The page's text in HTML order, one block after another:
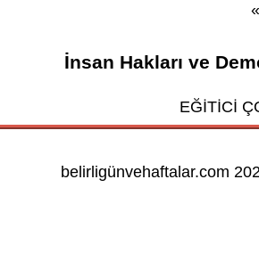
İnsan Hakları ve
EĞİTİCİ
belirligünvehaftalar.com